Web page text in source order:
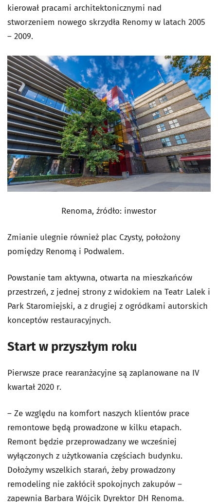
kierował pracami architektonicznymi nad
stworzeniem nowego skrzydła Renomy w latach 2005
– 2009.
Renoma, źródło: inwestor
Zmianie ulegnie również plac Czysty, położony
pomiędzy Renomą i Podwalem.
Powstanie tam aktywna, otwarta na mieszkańców
przestrzeń, z jednej strony z widokiem na Teatr Lalek i
Park Staromiejski, a z drugiej z ogródkami autorskich
konceptów restauracyjnych.
Start w przyszłym roku
Pierwsze prace rearanżacyjne są zaplanowane na IV
kwartał 2020 r.
– Ze względu na komfort naszych klientów prace
remontowe będą prowadzone w kilku etapach.
Remont będzie przeprowadzany we wcześniej
wyłączonych z użytkowania częściach budynku.
Dołożymy wszelkich starań, żeby prowadzony
remodeling nie zakłócił spokojnych zakupów –
zapewnia Barbara Wójcik Dyrektor DH Renoma.